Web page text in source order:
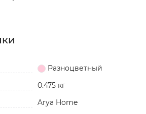
Разноцветный
0.475 кг
Arya Home